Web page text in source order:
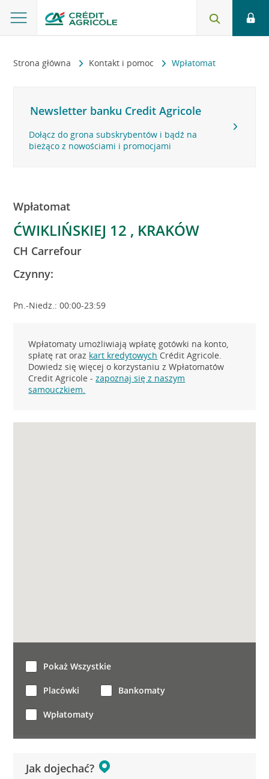
Strona główna Kontakt i pomoc Wpłatomat
Newsletter banku Credit Agricole
Dołącz do grona subskrybentów i bądź na
bieżąco z nowościami i promocjami
Wpłatomat
ĆWIKLIŃSKIEJ 12 , KRAKÓW
CH Carrefour
Czynny:
Pn.-Niedz.: 00:00-23:59
Wpłatomaty umożliwiają wpłatę gotówki na konto,
spłatę rat oraz kart kredytowych Crédit Agricole.
Dowiedz się więcej o korzystaniu z Wpłatomatów
Credit Agricole -zapoznaj się z naszym
samouczkiem.
Jak dojechać?
Pokaż Wszystkie
Placówki Bankomaty
Wpłatomaty